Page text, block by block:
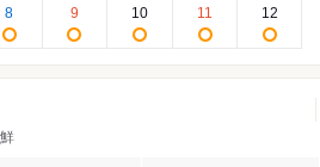
8 9 10 11 12